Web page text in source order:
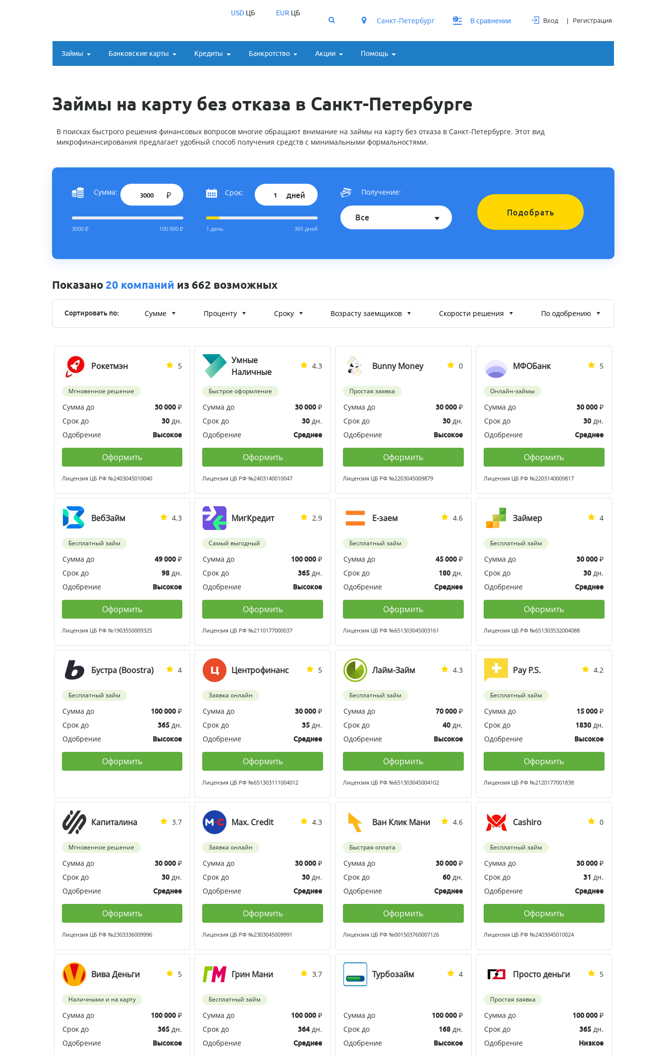
USDЦБ EUR ЦБ
Санкт-Петербург Вход Регистрация
Займы Банковские карты Кредиты Банкротство Акции Помощь
0 В сравнении
Займы на карту без отказа в Санкт-Петербурге
В поисках быстрого решения финансовых вопросов многие обращают внимание на займы на карту без отказа в Санкт-Петербурге. Этот вид
микрофинансирования предлагает удобный способ получения средств с минимальными формальностями.
Сумма: ₽
3000 Р 100 000 Р
Срок: дней
1 день 365 дней
Получение:
Все
Подобрать
Показано 20 компаний из 662 возможных
Сортировать по: Сумме Проценту Сроку Возрасту заемщиков Скорости решения По одобрению
Рокетмэн 5
Мгновенное решение
Сумма до 30 000₽
Срок до
30дн.
Одобрение
Высокое
Оформить
Лицензия ЦБ РФ №2403045010040
Умные
Наличные
4.3
Быстрое оформление
Сумма до 30 000 ₽
Срок до
30 дн.
Одобрение
Среднее
Оформить
Лицензия ЦБ РФ №2403140010047
Bunny Money 0
Простая заявка
Сумма до 30 000 ₽
Срок до
30 дн.
Одобрение
Высокое
Оформить
Лицензия ЦБ РФ №2203045009879
МФОБанк 5
Онлайн-займы
Сумма до 30 000₽
Срок до
30дн.
Одобрение
Среднее
Оформить
Лицензия ЦБ РФ №2203140009817
ВебЗайм 4.3
Бесплатный займ
Сумма до 49 000₽
Срок до
98дн.
Одобрение
Высокое
Оформить
Лицензия ЦБ РФ №1903550009325
МигКредит 2.9
Самый выгодный
Сумма до 100 000 ₽
Срок до
365 дн.
Одобрение
Высокое
Оформить
Лицензия ЦБ РФ №2110177000037
Е-заем 4.6
Бесплатный займ
Сумма до 45 000 ₽
Срок до
180 дн.
Одобрение
Среднее
Оформить
Лицензия ЦБ РФ №651303045003161
Займер 4
Бесплатный займ
Сумма до 30 000₽
Срок до
30дн.
Одобрение
Среднее
Оформить
Лицензия ЦБ РФ №651303532004088
Бустра (Boostra) 4
Бесплатный займ
Сумма до 100 000₽
Срок до
365дн.
Одобрение
Высокое
Оформить
Центрофинанс 5
Заявка онлайн
Сумма до 30 000 ₽
Срок до
35 дн.
Одобрение
Среднее
Оформить
Лицензия ЦБ РФ №651303111004012
Лайм-Займ 4.3
Бесплатный займ
Сумма до 70 000 ₽
Срок до
40 дн.
Одобрение
Высокое
Оформить
Лицензия ЦБ РФ №651303045004102
Pay P.S. 4.2
Бесплатный займ
Сумма до 15 000₽
Срок до
1830дн.
Одобрение
Высокое
Оформить
Лицензия ЦБ РФ №2120177001838
Капиталина 3.7
Мгновенное решение
Сумма до 30 000₽
Срок до
30дн.
Одобрение
Среднее
Оформить
Лицензия ЦБ РФ №2303336009996
Max. Credit 4.3
Заявка онлайн
Сумма до 30 000 ₽
Срок до
30 дн.
Одобрение
Среднее
Оформить
Лицензия ЦБ РФ №2303045009991
Ван Клик Мани 4.6
Быстрая оплата
Сумма до 30 000 ₽
Срок до
60 дн.
Одобрение
Среднее
Оформить
Лицензия ЦБ РФ №001503760007126
Cashiro 0
Бесплатный займ
Сумма до 30 000₽
Срок до
31 дн.
Одобрение
Среднее
Оформить
Лицензия ЦБ РФ №2403045010024
Вива Деньги 5
Наличными и на карту
Сумма до 100 000₽
Срок до
365дн.
Одобрение
Высокое
Грин Мани 3.7
Бесплатный займ
Сумма до 100 000 ₽
Срок до
364 дн.
Одобрение
Среднее
Турбозайм 4
Сумма до 100 000 ₽
Срок до
168 дн.
Одобрение
Высокое
Просто деньги 5
Простая заявка
Сумма до 100 000₽
Срок до
365дн.
Одобрение
Низкое